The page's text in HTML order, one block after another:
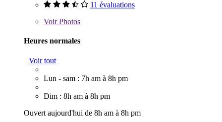
11 évaluations
VoirPhotos
Heures normales
Voir tout
Lun - sam : 7h am à 8h pm
Dim : 8h am à 8h pm
Ouvert aujourd'hui de 8h am à 8h pm